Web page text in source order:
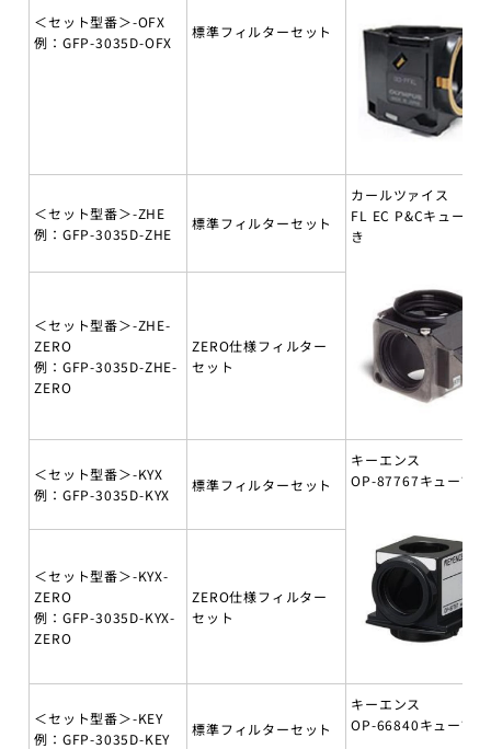
＜セット型番＞-OFX
例：GFP-3035D-OFX
標準フィルターセット
＜セット型番＞-ZHE
例：GFP-3035D-ZHE
標準フィルターセット
カールツァイス
FL EC P&Cキューブ
き
＜セット型番＞-ZHE-
ZERO
例：GFP-3035D-ZHE-
ZERO
ZERO仕様フィルター
セット
＜セット型番＞-KYX
例：GFP-3035D-KYX
標準フィルターセット
キーエンス
OP-87767キューブ付
＜セット型番＞-KYX-
ZERO
例：GFP-3035D-KYX-
ZERO
ZERO仕様フィルター
セット
＜セット型番＞-KEY
例：GFP-3035D-KEY
標準フィルターセット
キーエンス
OP-66840キューブ付